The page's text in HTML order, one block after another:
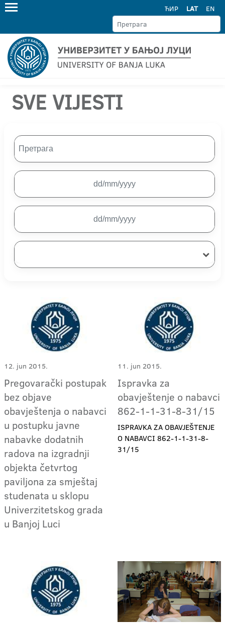
ЋИР LAT EN
SVE VIJESTI
12. jun 2015.
Pregovarački postupak
bez objave
obavještenja o nabavci
u postupku javne
nabavke dodatnih
radova na izgradnji
objekta četvrtog
paviljona za smještaj
studenata u sklopu
Univerzitetskog grada
u Banjoj Luci
11. jun 2015.
Ispravka za
obavještenje o nabavci
862-1-1-31-8-31/15
ISPRAVKA ZA OBAVJEŠTENJE
O NABAVCI 862-1-1-31-8-
31/15